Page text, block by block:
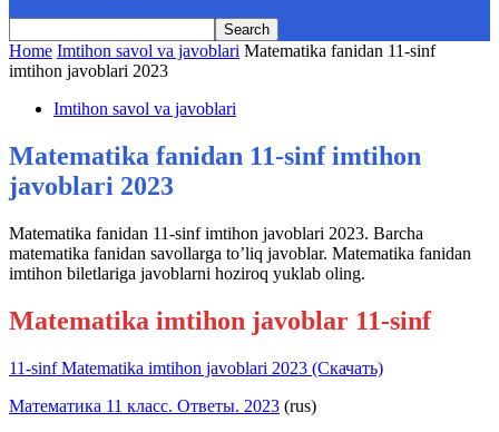
Home Imtihon savol va javoblari Matematika fanidan 11-sinf
imtihon javoblari 2023
Imtihon savol va javoblari
Matematika fanidan 11-sinf imtihon
javoblari 2023
Matematika fanidan 11-sinf imtihon javoblari 2023. Barcha
matematika fanidan savollarga to’liq javoblar. Matematika fanidan
imtihon biletlariga javoblarni hoziroq yuklab oling.
Matematika imtihon javoblar 11-sinf
11-sinf Matematika imtihon javoblari 2023 (Скачать)
Математика 11 класс. Ответы. 2023 (rus)